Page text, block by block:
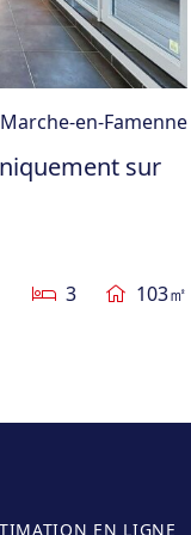
en-Famenne
sur
3 103㎡
EN LIGNE